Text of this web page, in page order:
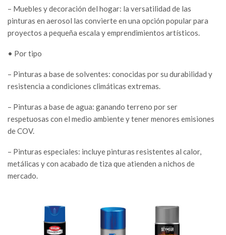
– Muebles y decoración del hogar: la versatilidad de las
pinturas en aerosol las convierte en una opción popular para
proyectos a pequeña escala y emprendimientos artísticos.
• Por tipo
– Pinturas a base de solventes: conocidas por su durabilidad y
resistencia a condiciones climáticas extremas.
– Pinturas a base de agua: ganando terreno por ser
respetuosas con el medio ambiente y tener menores emisiones
de COV.
– Pinturas especiales: incluye pinturas resistentes al calor,
metálicas y con acabado de tiza que atienden a nichos de
mercado.